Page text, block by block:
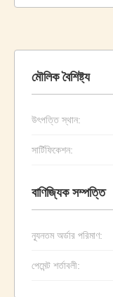
মৌলিক বৈশিষ্ট্য
উৎপত্তি স্থান:
সার্টিফিকেশন:
বাণিজ্যিক সম্পত্তি
ন্যূনতম অর্ডার পরিমাণ:
পেমেন্ট শর্তাবলী: